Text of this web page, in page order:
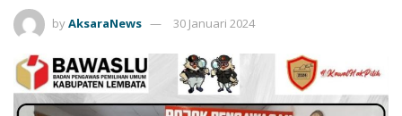
byAksaraNews 30 Januari 2024